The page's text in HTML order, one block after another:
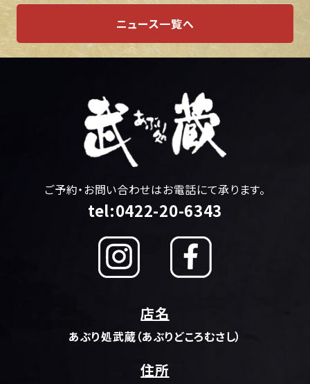
ニュース一覧へ
ご予約・お問い合わせはお電話にて承ります。
tel:0422-20-6343
店名
あぶり処武蔵（あぶりどころむさし）
住所